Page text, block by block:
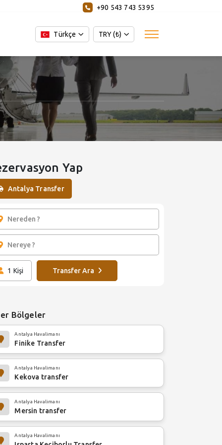
+90 543 743 5395
Türkçe TRY (₺)
Yap
Antalya Transfer
1 Kişi Transfer Ara
Bölgeler
Antalya Havalimanı
Finike Transfer
Antalya Havalimanı
Kekova transfer
Antalya Havalimanı
Mersin transfer
Antalya Havalimanı